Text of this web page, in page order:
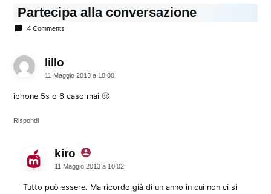
Partecipa alla conversazione
4 Comments
lillo
11 Maggio 2013 a 10:00
iphone 5s o 6 caso mai 🙂
Rispondi
kiro dice:
11 Maggio 2013 a 10:02
Tutto può essere. Ma ricordo già di un anno in cui non ci si